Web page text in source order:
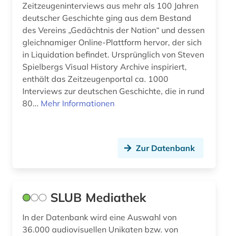
photographie (1)
plakat (2)
podcast (3)
polen (1)
politische talkshow (1)
presse (1)
primärquelle (1)
Zeitzeugeninterviews aus mehr als 100 Jahren
deutscher Geschichte ging aus dem Bestand
des Vereins „Gedächtnis der Nation“ und dessen
gleichnamiger Online-Plattform hervor, der sich
in Liquidation befindet. Ursprünglich von Steven
Spielbergs Visual History Archive inspiriert,
enthält das Zeitzeugenportal ca. 1000
Interviews zur deutschen Geschichte, die in rund
80... Mehr Informationen
Zur Datenbank
SLUB Mediathek
In der Datenbank wird eine Auswahl von
36.000 audiovisuellen Unikaten bzw. von